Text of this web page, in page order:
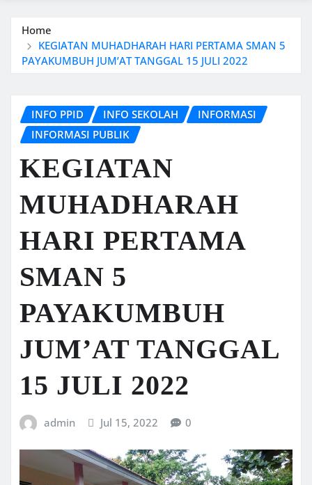
Home
KEGIATAN MUHADHARAH HARI PERTAMA SMAN 5
PAYAKUMBUH JUM’AT TANGGAL 15 JULI 2022
INFO PPID INFO SEKOLAH
INFORMASI
INFORMASI PUBLIK
KEGIATAN
MUHADHARAH
HARI PERTAMA
SMAN 5
PAYAKUMBUH
JUM’AT TANGGAL
15 JULI 2022
admin Jul 15, 2022 0